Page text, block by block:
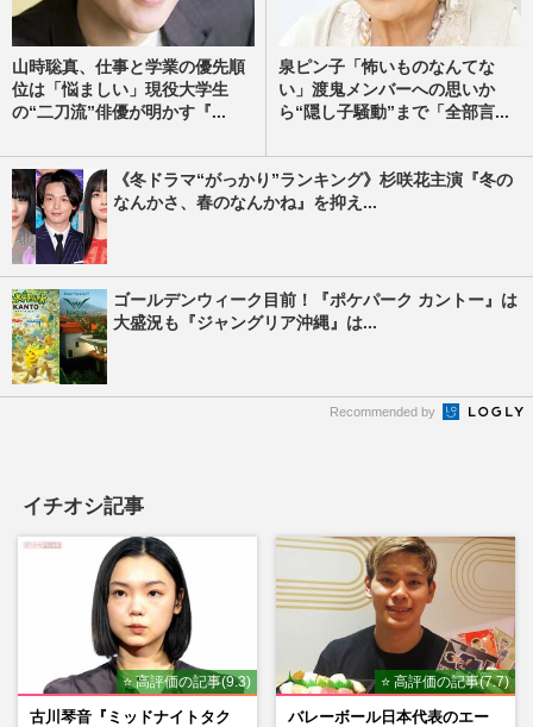
山時聡真、仕事と学業の優先順
位は「悩ましい」現役大学生
の“二刀流”俳優が明かす『...
泉ピン子「怖いものなんてな
い」渡鬼メンバーへの思いか
ら“隠し子騒動”まで「全部言...
《冬ドラマ“がっかり”ランキング》杉咲花主演『冬の
なんかさ、春のなんかね』を抑え...
ゴールデンウィーク目前！『ポケパーク カントー』は
大盛況も『ジャングリア沖縄』は...
Recommended by
イチオシ記事
⭐ 高評価の記事(9.3)
古川琴音『ミッドナイトタク
⭐ 高評価の記事(7.7)
バレーボール日本代表のエー